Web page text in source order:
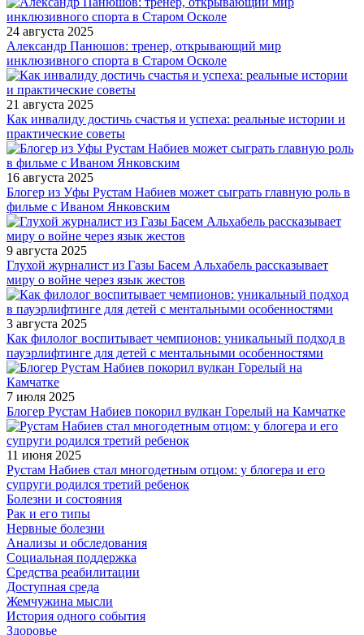
24 августа 2025
Александр Панюшов: тренер, открывающий мир
инклюзивного спорта в Старом Осколе
21 августа 2025
Как инвалиду достичь счастья и успеха: реальные истории и
практические советы
16 августа 2025
Блогер из Уфы Рустам Набиев может сыграть главную роль в
фильме с Иваном Янковским
9 августа 2025
Глухой журналист из Газы Басем Альхабель рассказывает
миру о войне через язык жестов
3 августа 2025
Как филолог воспитывает чемпионов: уникальный подход в
пауэрлифтинге для детей с ментальными особенностями
7 июля 2025
Блогер Рустам Набиев покорил вулкан Горелый на Камчатке
11 июня 2025
Рустам Набиев стал многодетным отцом: у блогера и его
супруги родился третий ребенок
Болезни и состояния
Рак и его типы
Нервные болезни
Анализы и обследования
Социальная поддержка
Средства реабилитации
Доступная среда
Жемчужина мысли
История одного события
Здоровье